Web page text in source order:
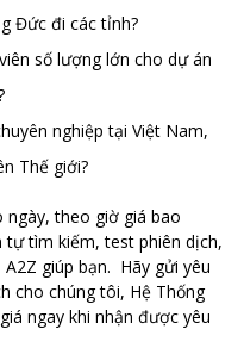
Đức đi các tỉnh?
số lượng lớn cho dự án
nghiệp tại Việt Nam,
Thế giới?
ngày, theo giờ giá bao
tự tìm kiếm, test phiên dịch,
giúp bạn. Hãy gửi yêu
cho chúng tôi, Hệ Thống
ngay khi nhận được yêu